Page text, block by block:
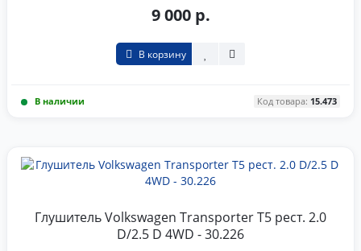
9 000 р.
В корзину
В наличии Код товара: 15.473
Глушитель Volkswagen Transporter T5 рест. 2.0
D/2.5 D 4WD - 30.226